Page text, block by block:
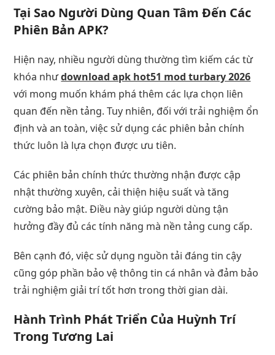
Tại Sao Người Dùng Quan Tâm Đến Các
Phiên Bản APK?
Hiện nay, nhiều người dùng thường tìm kiếm các từ
khóa nhưdownload apk hot51 mod turbary 2026
với mong muốn khám phá thêm các lựa chọn liên
quan đến nền tảng. Tuy nhiên, đối với trải nghiệm ổn
định và an toàn, việc sử dụng các phiên bản chính
thức luôn là lựa chọn được ưu tiên.
Các phiên bản chính thức thường nhận được cập
nhật thường xuyên, cải thiện hiệu suất và tăng
cường bảo mật. Điều này giúp người dùng tận
hưởng đầy đủ các tính năng mà nền tảng cung cấp.
Bên cạnh đó, việc sử dụng nguồn tải đáng tin cậy
cũng góp phần bảo vệ thông tin cá nhân và đảm bảo
trải nghiệm giải trí tốt hơn trong thời gian dài.
Hành Trình Phát Triển Của Huỳnh Trí
Trong Tương Lai